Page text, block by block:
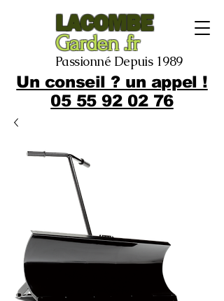
LACOMBE
Garden .fr
Passionné Depuis 1989
Un conseil ? un appel !
05 55 92 02 76